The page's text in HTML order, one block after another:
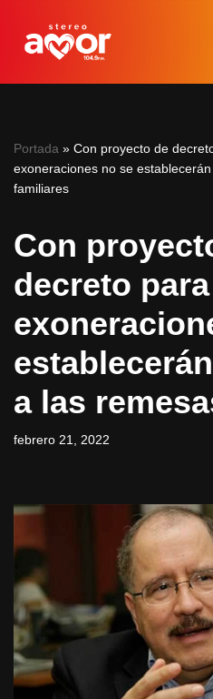
Saltar
Portada » Con proyecto de
exoneraciones no se
familiares
Con
decreto
a las
febrero 21, 2022